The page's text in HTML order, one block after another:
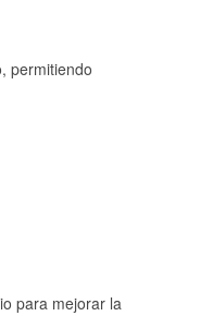
permitiendo
para mejorar la